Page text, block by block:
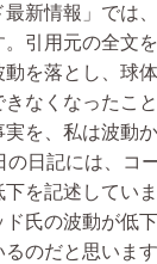
新情報」では
引用元の全文
を落とし、球
なくなったこ
を、私は波動
の日記には、コ
を記述していま
氏の波動が低
のだと思いま